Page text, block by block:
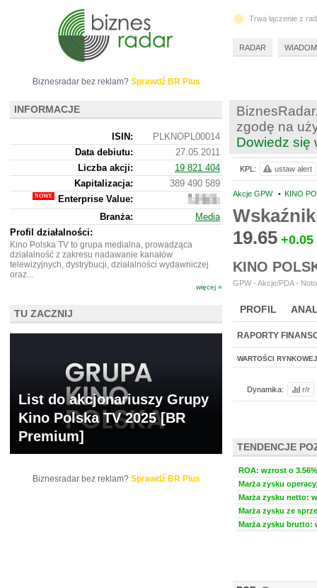
zgodę na
Dowiedz się
Akcje GPW • KINO
19.65 +0.05
KINO
GPW - Akcje/PDA -
PROFIL
BR LAB
RAPORTY
WARTOŚCI RYNKOWEJ
Dynamika: r/r
TENDENCJE
ROA: wzrost o
Marża zysku
Marża zysku netto:
Marża zysku ze
Marża zysku brutto:
KPL: ustaw alert
Biznesradar bez reklam? Sprawdź BR Plus
INFORMACJE
ISIN:
PLKNOPL00014
Data debiutu:
27.05.2011
Liczba akcji:
19 821 404
Kapitalizacja:
389 490 589
Enterprise Value:
368
713
589
Branża:
Media
Profil działalności:
Kino Polska TV to grupa medialna, prowadząca
działalność z zakresu nadawanie kanałów
telewizyjnych, dystrybucji, działalności wydawniczej
oraz...
więcej »
TU ZACZNIJ
List do akcjonariuszy Grupy
Kino Polska TV 2025 [BR
Premium]
Biznesradar bez reklam? Sprawdź BR Plus
Trwa łączenie z
RADAR